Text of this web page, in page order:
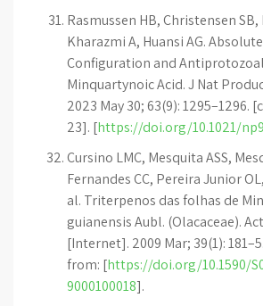
Rasmussen HB, Christensen SB,
Kharazmi A, Huansi AG. Absolute
Configuration and
Minquartynoic Acid. J Nat
2023 May 30; 63(9): 1295–1296.
23]. [https://doi.org/10.1021/
Cursino LMC, Mesquita ASS,
Fernandes CC, Pereira Junior
al. Triterpenos das folhas de
guianensis Aubl. (Olacaceae).
[Internet]. 2009 Mar; 39(1):
from: [https://doi.org/10.1590/
9000100018].